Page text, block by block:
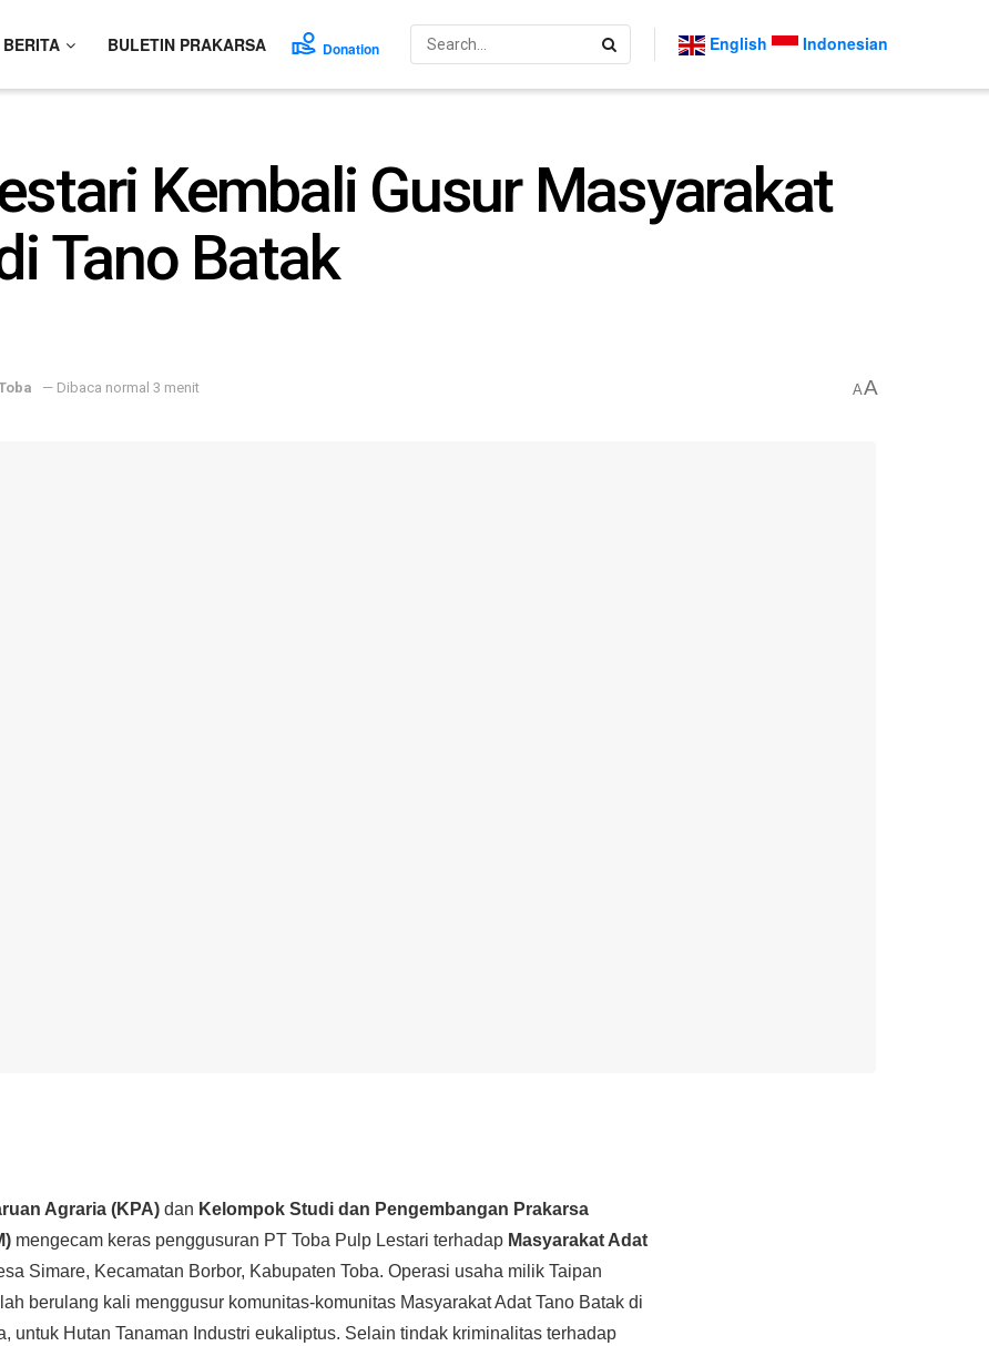
BERITA BULETIN PRAKARSA Donation English Indonesian
Kembali Gusur Masyarakat
Tano Batak
— Dibaca normal 3 menit AA
Agraria (KPA) dan Kelompok Studi dan Pengembangan Prakarsa
mengecam keras penggusuran PT Toba Pulp Lestari terhadap Masyarakat Adat
Simare, Kecamatan Borbor, Kabupaten Toba. Operasi usaha milik Taipan
berulang kali menggusur komunitas-komunitas Masyarakat Adat Tano Batak di
untuk Hutan Tanaman Industri eukaliptus. Selain tindak kriminalitas terhadap